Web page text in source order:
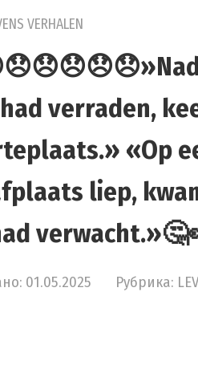
VERHALEN
verraden,
«Op
liep,
01.05.2025 Рубрика: